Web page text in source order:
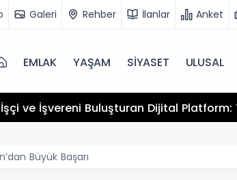
Galeri Rehber İlanlar Anket
EMLAK YAŞAM SİYASET ULUSAL
ve İşvereni Buluşturan Dijital
Büyük Başarı